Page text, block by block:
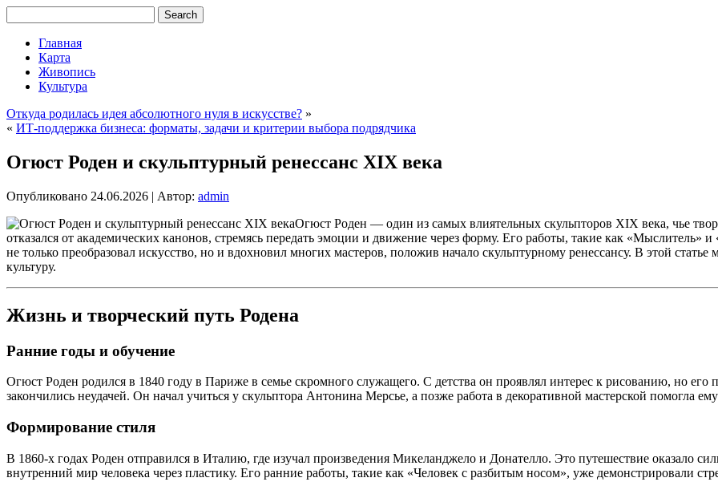
Главная
Карта
Живопись
Культура
Откуда родилась идея абсолютного нуля в искусстве? »
« ИТ-поддержка бизнеса: форматы, задачи и критерии выбора подрядчика
Огюст Роден и скульптурный ренессанс XIX века
Опубликовано 24.06.2026 | Автор: admin
Огюст Роден — один из самых влиятельных скульпторов XIX века, чье
отказался от академических канонов, стремясь передать эмоции и движение через форму. Его работы, такие как «Мыслитель»
не только преобразовал искусство, но и вдохновил многих мастеров, положив начало скульптурному ренессансу. В этой
культуру.
Жизнь и творческий путь Родена
Ранние годы и обучение
Огюст Роден родился в 1840 году в Париже в семье скромного служащего. С детства он проявлял интерес к рисованию, но
закончились неудачей. Он начал учиться у скульптора Антонина Мерсье, а позже работа в декоративной мастерской помогла
Формирование стиля
В 1860-х годах Роден отправился в Италию, где изучал произведения Микеланджело и Донателло. Это путешествие оказало
внутренний мир человека через пластику. Его ранние работы, такие как «Человек с разбитым носом», уже демонстрировали